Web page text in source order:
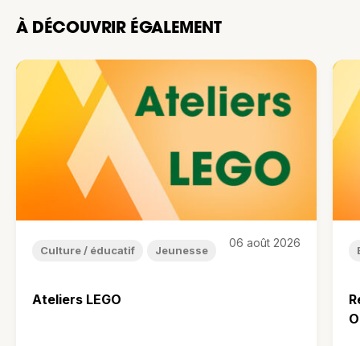
À DÉCOUVRIR ÉGALEMENT
Culture / éducatif Jeunesse
06 août 2026
Ateliers LEGO